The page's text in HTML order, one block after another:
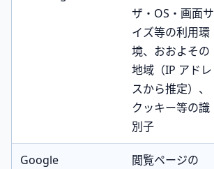
ザ・OS・画面サ
イズ等の利用環
境、おおよその
地域（IP アドレ
スから推定）、
クッキー等の識
別子
Google
閲覧ページの